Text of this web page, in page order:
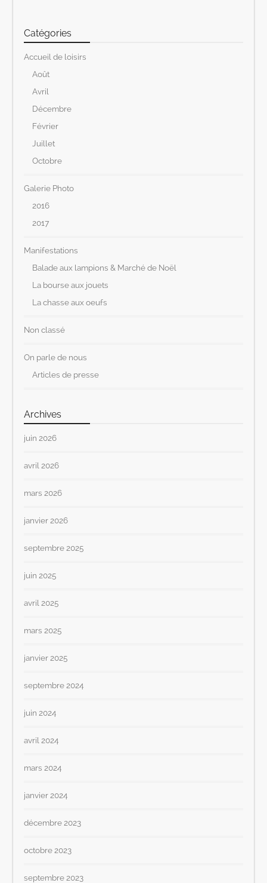
Catégories
Accueil de loisirs
Août
Avril
Décembre
Février
Juillet
Octobre
Galerie Photo
2016
2017
Manifestations
Balade aux lampions & Marché de Noël
La bourse aux jouets
La chasse aux oeufs
Non classé
On parle de nous
Articles de presse
Archives
juin 2026
avril 2026
mars 2026
janvier 2026
septembre 2025
juin 2025
avril 2025
mars 2025
janvier 2025
septembre 2024
juin 2024
avril 2024
mars 2024
janvier 2024
décembre 2023
octobre 2023
septembre 2023